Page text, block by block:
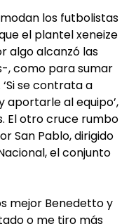
los futbolistas
el plantel xeneize
algo alcanzó las
, como para sumar
se contrata a
aportarle al equipo’,
El otro cruce rumbo
San Pablo, dirigido
el conjunto
mejor Benedetto y
o me tiro más